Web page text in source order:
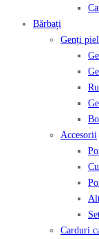
Bărbați
Genți
Accesorii
Carduri